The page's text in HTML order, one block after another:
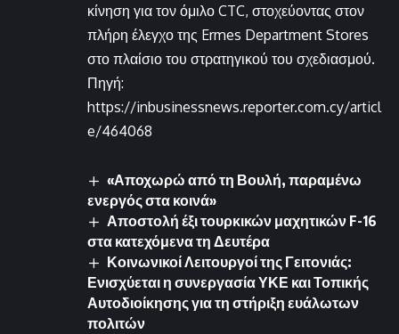
κίνηση για τον όμιλο CTC, στοχεύοντας στον
πλήρη έλεγχο της Ermes Department Stores
στο πλαίσιο του στρατηγικού του σχεδιασμού.
Πηγή:
https://inbusinessnews.reporter.com.cy/articl
e/464068
«Αποχωρώ από τη Βουλή, παραμένω
ενεργός στα κοινά»
Αποστολή έξι τουρκικών μαχητικών F-16
στα κατεχόμενα τη Δευτέρα
Κοινωνικοί Λειτουργοί της Γειτονιάς:
Ενισχύεται η συνεργασία ΥΚΕ και Τοπικής
Αυτοδιοίκησης για τη στήριξη ευάλωτων
πολιτών